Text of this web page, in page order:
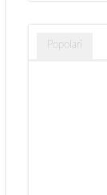
Popolari